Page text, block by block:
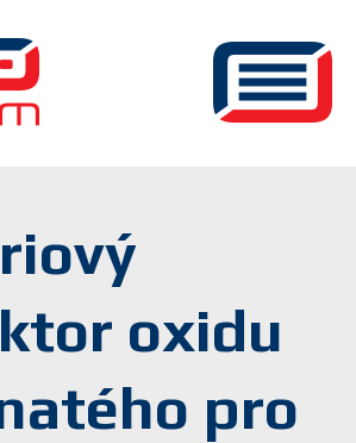
oxidu
pro